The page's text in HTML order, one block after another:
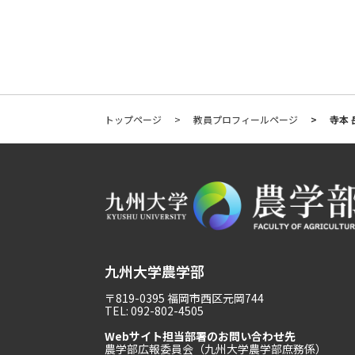
トップページ 教員プロフィールページ 寺本
九州大学農学部
〒819-0395 福岡市西区元岡744
TEL: 092-802-4505
Webサイト担当部署のお問い合わせ先
農学部広報委員会（九州大学農学部庶務係）